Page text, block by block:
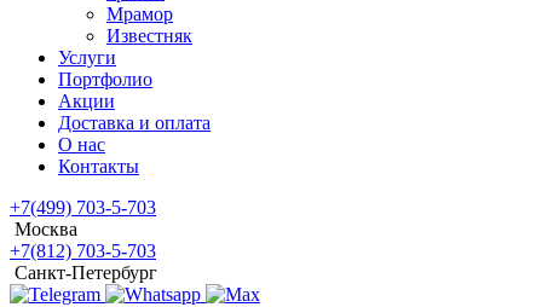
Мрамор
Известняк
Услуги
Портфолио
Акции
Доставка и оплата
О нас
Контакты
+7(499) 703-5-703
Москва
+7(812) 703-5-703
Санкт-Петербург